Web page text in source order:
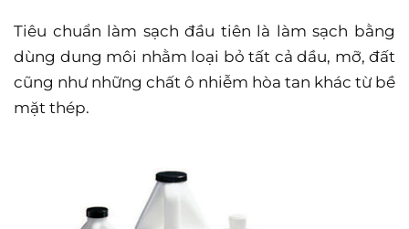
Tiêu chuẩn làm sạch đầu tiên là làm sạch bằng
dùng dung môi nhằm loại bỏ tất cả dầu, mỡ, đất
cũng như những chất ô nhiễm hòa tan khác từ bề
mặt thép.